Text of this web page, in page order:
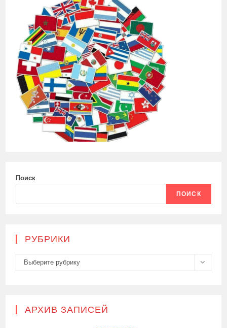
Поиск
ПОИСК
РУБРИКИ
Рубрики
Выберите рубрику
АРХИВ ЗАПИСЕЙ